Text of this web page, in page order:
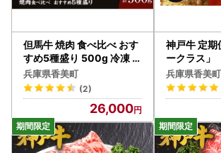
但馬牛 焼肉 食べ比べ おす
すめ5種盛り 500g 冷凍 牛
肉 02-18
兵庫県香美町
(2)
26,000
神戸牛 定期
ークラス」
、総量
23
兵庫県香美町